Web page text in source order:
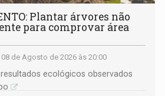
Plantar árvores não
para comprovar área
08 de Agosto de 2026 às 20:00
ecológicos observados